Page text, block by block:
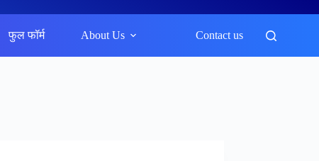
फुल फॉर्म About Us Contact us